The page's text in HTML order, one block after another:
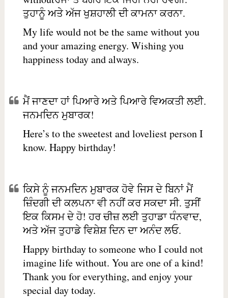
ਤੁਹਾਨੂੰ ਅਤੇ ਅੱਜ ਖੁਸ਼ਹਾਲੀ ਦੀ ਕਾਮਨਾ ਕਰਨਾ.
My life would not be the same without you
and your amazing energy. Wishing you
happiness today and always.
ਮੈਂ ਜਾਣਦਾ ਹਾਂ ਪਿਆਰੇ ਅਤੇ ਪਿਆਰੇ ਵਿਅਕਤੀ ਲਈ.
ਜਨਮਦਿਨ ਮੁਬਾਰਕ!
Here’s to the sweetest and loveliest person I
know. Happy birthday!
ਕਿਸੇ ਨੂੰ ਜਨਮਦਿਨ ਮੁਬਾਰਕ ਹੋਵੇ ਜਿਸ ਦੇ ਬਿਨਾਂ ਮੈਂ
ਜ਼ਿੰਦਗੀ ਦੀ ਕਲਪਨਾ ਵੀ ਨਹੀਂ ਕਰ ਸਕਦਾ ਸੀ. ਤੁਸੀਂ
ਇਕ ਕਿਸਮ ਦੇ ਹੋ! ਹਰ ਚੀਜ਼ ਲਈ ਤੁਹਾਡਾ ਧੰਨਵਾਦ,
ਅਤੇ ਅੱਜ ਤੁਹਾਡੇ ਵਿਸ਼ੇਸ਼ ਦਿਨ ਦਾ ਅਨੰਦ ਲਓ.
Happy birthday to someone who I could not
imagine life without. You are one of a kind!
Thank you for everything, and enjoy your
special day today.